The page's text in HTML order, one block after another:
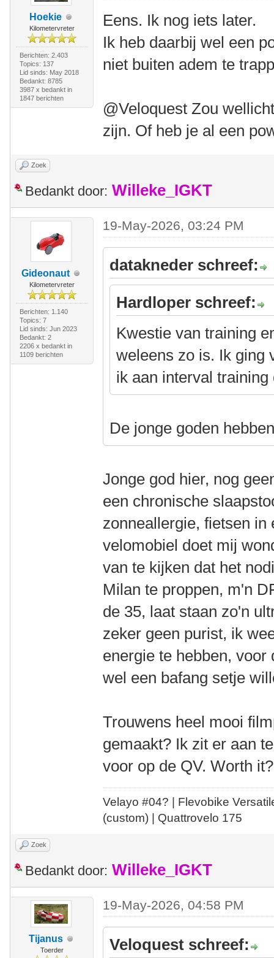
Hoekie
Kilometervreter
Berichten: 2.403
Topics: 137
Lid sinds: May 2018
Bedankt: 8785
3987 x bedankt in
1847 berichten
Eens. Ik nog iets later.
Ik heb daarbij wel een
niet buiten adem te
@Veloquest Zou
zijn. Of heb je al een
Zoek
Bedankt door: Willeke_IGKT
Gideonaut
Kilometervreter
Berichten: 1.140
Topics: 7
Lid sinds: Jun 2023
Bedankt: 2
2206 x bedankt in
1109 berichten
19-May-2026, 03:24 PM
datakneder schreef:
Hardloper schreef:
Kwestie van training
weleens zo is. Ik ging
ik aan interval
De jonge goden
Jonge god hier, nog
een chronische
zonneallergie, fietsen in
velomobiel doet mij
van te kijken dat het
Milan te proppen, m'n
de 35, laat staan zo'n
zeker geen purist, ik
energie te hebben,
wel een bafang setje
Trouwens heel mooi
gemaakt? Ik zit er aan
voor op de QV. Worth it?
Velayo #04? | Flevobike
(custom) | Quattrovelo 175
Zoek
Bedankt door: Willeke_IGKT
Tijanus
Toerder
19-May-2026, 04:58 PM
Veloquest schreef: